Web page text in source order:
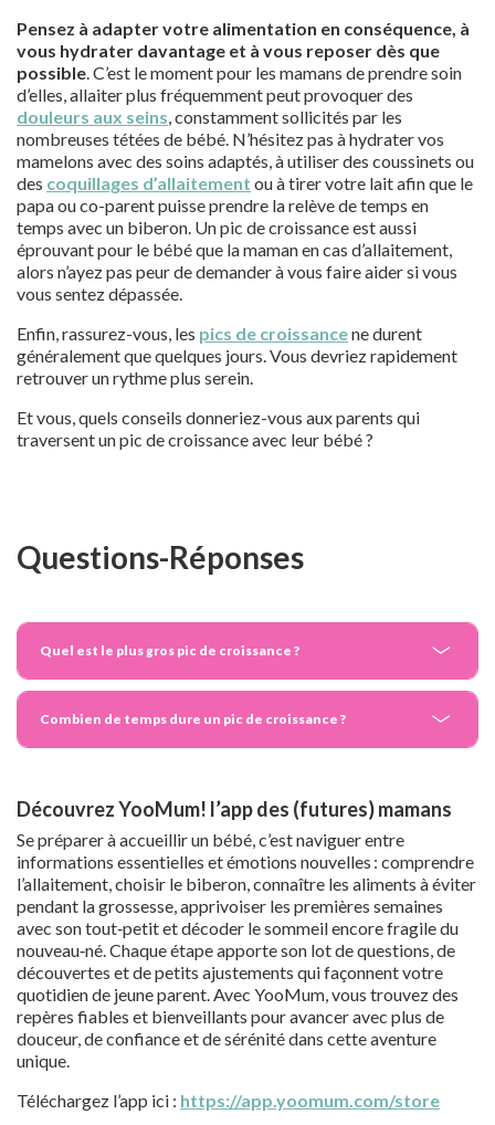
Pensez à adapter votre alimentation en conséquence, à
vous hydrater davantage et à vous reposer dès que
possible . C’est le moment pour les mamans de prendre soin
d’elles, allaiter plus fréquemment peut provoquer des
douleurs aux seins , constamment sollicités par les
nombreuses tétées de bébé. N’hésitez pas à hydrater vos
mamelons avec des soins adaptés, à utiliser des coussinets ou
des coquillages d’allaitement ou à tirer votre lait afin que le
papa ou co-parent puisse prendre la relève de temps en
temps avec un biberon. Un pic de croissance est aussi
éprouvant pour le bébé que la maman en cas d’allaitement,
alors n’ayez pas peur de demander à vous faire aider si vous
vous sentez dépassée.
Enfin, rassurez-vous, les pics de croissancene durent
généralement que quelques jours. Vous devriez rapidement
retrouver un rythme plus serein.
Et vous, quels conseils donneriez-vous aux parents qui
traversent un pic de croissance avec leur bébé ?
Questions-Réponses
Quel est le plus gros pic de croissance ?
Combien de temps dure un pic de croissance ?
Découvrez YooMum! l’app des (futures) mamans
Se préparer à accueillir un bébé, c’est naviguer entre
informations essentielles et émotions nouvelles : comprendre
l’allaitement, choisir le biberon, connaître les aliments à éviter
pendant la grossesse, apprivoiser les premières semaines
avec son tout‑petit et décoder le sommeil encore fragile du
nouveau‑né. Chaque étape apporte son lot de questions, de
découvertes et de petits ajustements qui façonnent votre
quotidien de jeune parent. Avec YooMum, vous trouvez des
repères fiables et bienveillants pour avancer avec plus de
douceur, de confiance et de sérénité dans cette aventure
unique.
Téléchargez l’app ici : https://app.yoomum.com/store